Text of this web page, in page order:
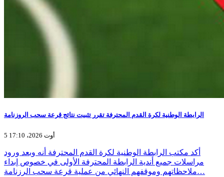
الرابطة الوطنية لكرة القدم المحترفة تقرر تثبيت نتائج قرعة سحب الروزنامة
5 أوت 2026، 17:10
أكد مكتب الرابطة الوطنية لكرة القدم المحترفة أنه وبعد ورود
مراسلات جميع أندية الرابطة المحترفة الأولى في خصوص إبداء
ملاحظاتهم وموقفهم النهائي من عملية قرعة سحب الرزنامة…